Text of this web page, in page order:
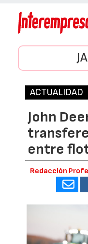
ACTUALIDAD
John
entre
Redacción